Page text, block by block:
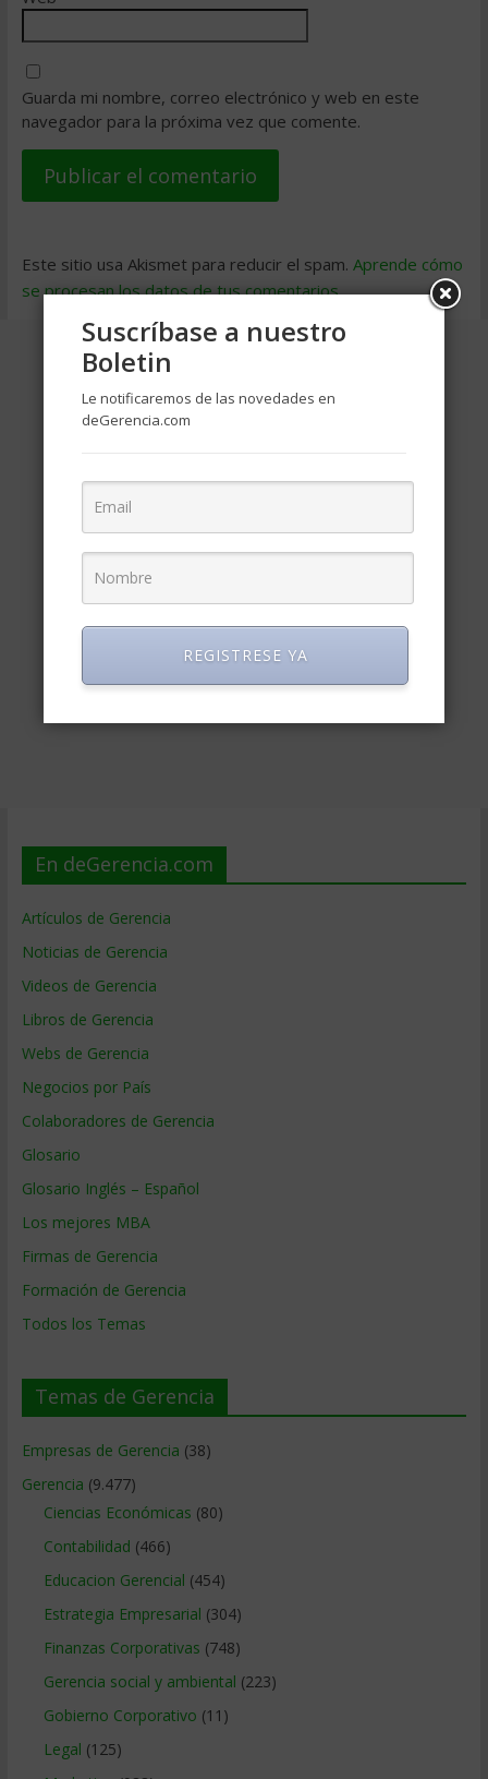
Guarda mi nombre, correo electrónico y web en este
navegador para la próxima vez que comente.
Este sitio usa Akismet para reducir el spam. Aprende cómo
se procesan los datos de tus comentarios.
En deGerencia.com
Artículos de Gerencia
Noticias de Gerencia
Videos de Gerencia
Libros de Gerencia
Webs de Gerencia
Negocios por País
Colaboradores de Gerencia
Glosario
Glosario Inglés – Español
Los mejores MBA
Firmas de Gerencia
Formación de Gerencia
Todos los Temas
Temas de Gerencia
Empresas de Gerencia (38)
Gerencia (9.477)
Ciencias Económicas (80)
Contabilidad (466)
Educacion Gerencial (454)
Estrategia Empresarial (304)
Finanzas Corporativas (748)
Gerencia social y ambiental (223)
Gobierno Corporativo (11)
Legal (125)
Suscríbase a nuestro
Boletin
Le notificaremos de las novedades en
deGerencia.com
REGISTRESE YA